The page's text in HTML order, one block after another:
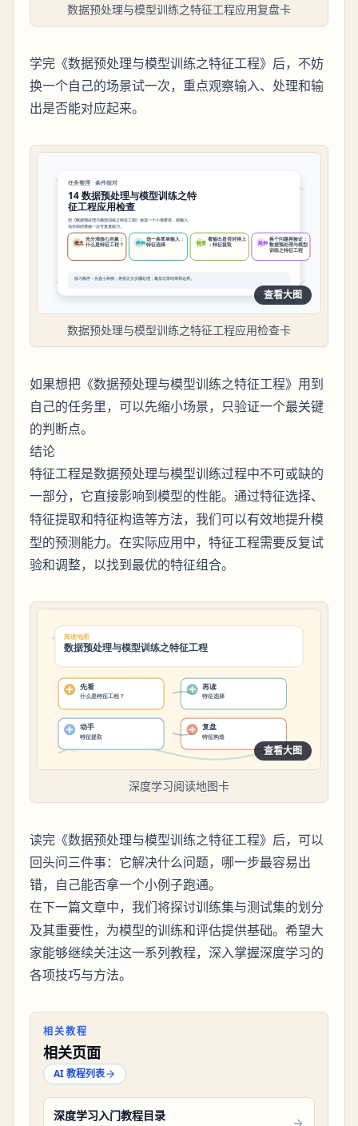
数据预处理与模型训练之特征工程应用复盘卡
学完《数据预处理与模型训练之特征工程》后，不妨
换一个自己的场景试一次，重点观察输入、处理和输
出是否能对应起来。
查看大图
数据预处理与模型训练之特征工程应用检查卡
如果想把《数据预处理与模型训练之特征工程》用到
自己的任务里，可以先缩小场景，只验证一个最关键
的判断点。
结论
特征工程是数据预处理与模型训练过程中不可或缺的
一部分，它直接影响到模型的性能。通过特征选择、
特征提取和特征构造等方法，我们可以有效地提升模
型的预测能力。在实际应用中，特征工程需要反复试
验和调整，以找到最优的特征组合。
查看大图
深度学习阅读地图卡
读完《数据预处理与模型训练之特征工程》后，可以
回头问三件事：它解决什么问题，哪一步最容易出
错，自己能否拿一个小例子跑通。
在下一篇文章中，我们将探讨训练集与测试集的划分
及其重要性，为模型的训练和评估提供基础。希望大
家能够继续关注这一系列教程，深入掌握深度学习的
各项技巧与方法。
相关教程
相关页面
AI 教程列表
深度学习入门教程目录